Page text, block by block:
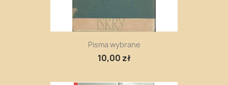
Pisma wybrane
10,00 zł